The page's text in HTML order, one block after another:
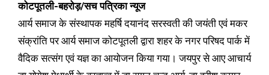
कोटपूतली-बहरोड़/सच पत्रिका न्यूज
आर्य समाज के संस्थापक महर्षि दयानंद सरस्वती की जयंती एवं मकर
संक्रांति पर आर्य समाज कोटपूतली द्वारा शहर के नगर परिषद पार्क में
वैदिक सत्संग एवं यज्ञ का आयोजन किया गया। जयपुर से आए आचार्य